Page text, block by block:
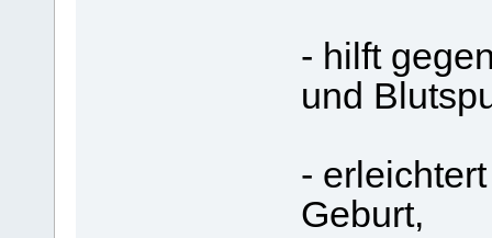
- hilft
und
-
Geburt,